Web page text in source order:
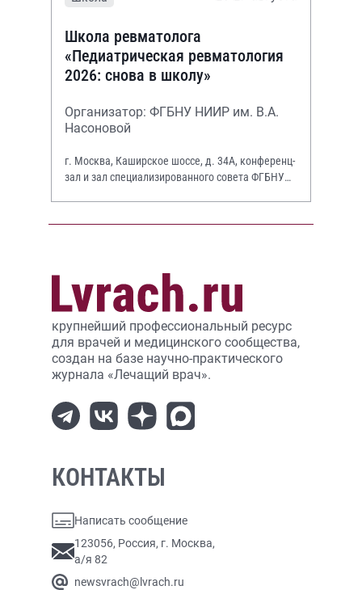
Школа ревматолога
«Педиатрическая ревматология
2026: снова в школу»
Организатор: ФГБНУ НИИР им. В.А.
Насоновой
г. Москва, Каширское шоссе, д. 34А, конференц-
зал и зал специализированного совета ФГБНУ
крупнейший профессиональный ресурс
для врачей и медицинского сообщества,
создан на базе научно-практического
журнала «Лечащий врач».
КОНТАКТЫ
Написать сообщение
123056, Россия, г. Москва,
а/я 82
newsvrach@lvrach.ru